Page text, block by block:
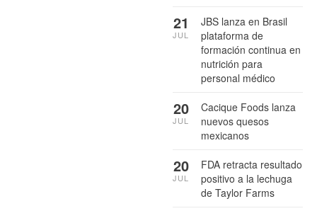
JBS lanza en Brasil
plataforma de
formación continua en
nutrición para
personal médico
21
JUL
Cacique Foods lanza
nuevos quesos
mexicanos
20
JUL
FDA retracta resultado
positivo a la lechuga
de Taylor Farms
20
JUL